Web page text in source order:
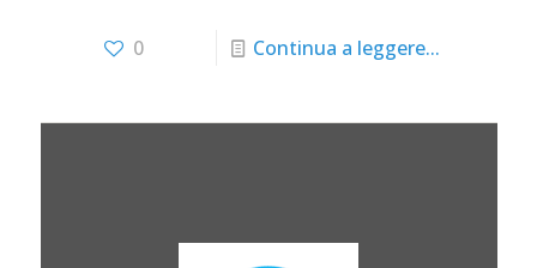
0 Continua a leggere...